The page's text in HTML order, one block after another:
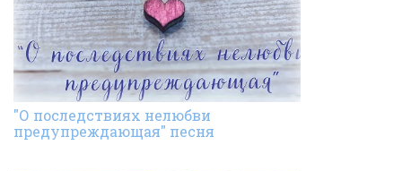
"О последствиях нелюбви
предупреждающая" песня